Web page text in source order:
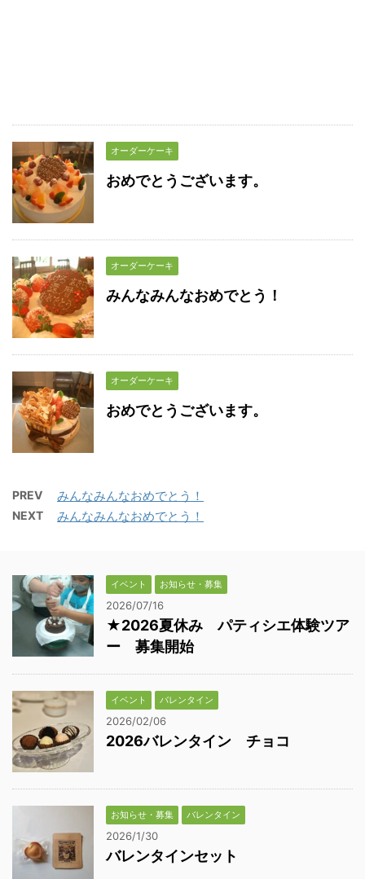
オーダーケーキ
おめでとうございます。
オーダーケーキ
みんなみんなおめでとう！
オーダーケーキ
おめでとうございます。
PREV みんなみんなおめでとう！
NEXT みんなみんなおめでとう！
イベント お知らせ・募集
2026/07/16
★2026夏休み パティシエ体験ツア
ー 募集開始
イベント バレンタイン
2026/02/06
2026バレンタイン チョコ
お知らせ・募集 バレンタイン
2026/1/30
バレンタインセット